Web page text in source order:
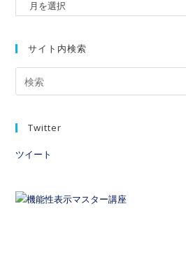
サイト内検索
Twitter
ツイート